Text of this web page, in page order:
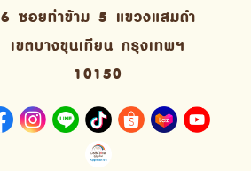
6 ซอยท่าข้าม 5 แขวงแสมดำ
เขตบางขุนเทียน กรุงเทพฯ
10150